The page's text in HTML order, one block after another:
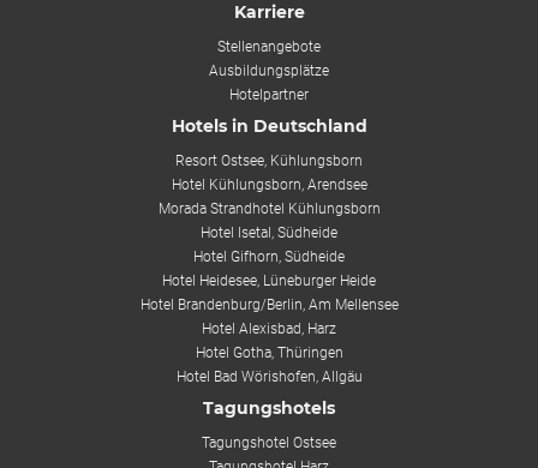
Karriere
Stellenangebote
Ausbildungsplätze
Hotelpartner
Hotels in Deutschland
Resort Ostsee, Kühlungsborn
Hotel Kühlungsborn, Arendsee
Morada Strandhotel Kühlungsborn
Hotel Isetal, Südheide
Hotel Gifhorn, Südheide
Hotel Heidesee, Lüneburger Heide
Hotel Brandenburg/Berlin, Am Mellensee
Hotel Alexisbad, Harz
Hotel Gotha, Thüringen
Hotel Bad Wörishofen, Allgäu
Tagungshotels
Tagungshotel Ostsee